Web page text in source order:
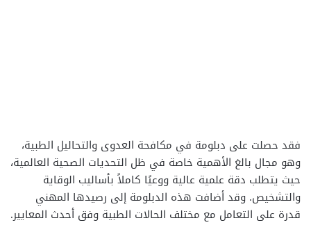
فقد حصلت على دبلومة في مكافحة العدوى والتحاليل الطبية،
وهو مجال بالغ الأهمية خاصة في ظل التحديات الصحية العالمية،
حيث يتطلب دقة علمية عالية ووعيًا كاملاً بأساليب الوقاية
والتشخيص. وقد أضافت هذه الدبلومة إلى رصيدها المهني
قدرة على التعامل مع مختلف الحالات الطبية وفق أحدث المعايير.